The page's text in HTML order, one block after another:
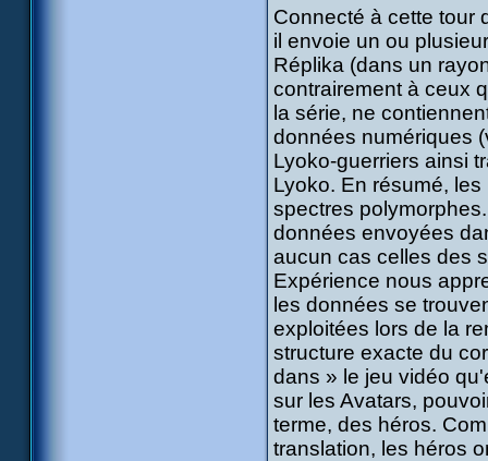
Connecté à cette tour
il envoie un ou
Réplika (dans un
contrairement à ceux
la série, ne
données numériques
Lyoko-guerriers ainsi
Lyoko. En résumé,
spectres
données envoyées
aucun cas celles des
Expérience nous
les données se
exploitées lors de la
structure exacte du
dans » le jeu vidéo
sur les Avatars,
terme, des héros.
translation, les héros